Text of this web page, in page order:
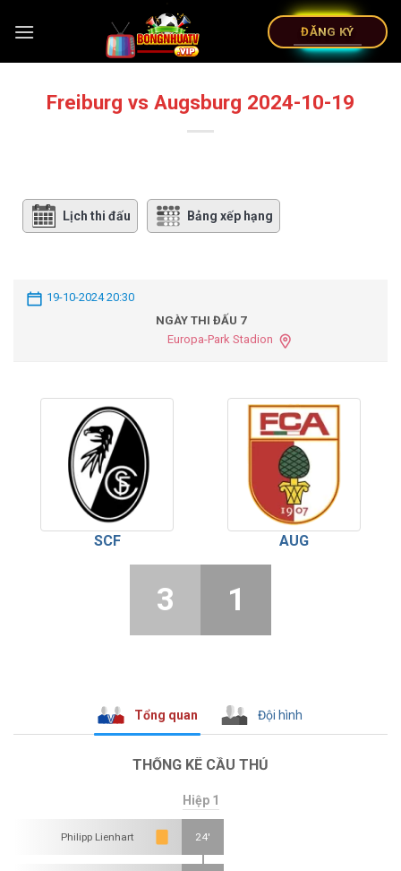
ĐĂNG KÝ
Freiburg vs Augsburg 2024-10-19
Lịch thi đấu Bảng xếp hạng
19-10-2024 20:30
NGÀY THI ĐẤU 7
Europa-Park Stadion
SCF AUG
3 1
Tổng quan Đội hình
THỐNG KÊ CẦU THỦ
Hiệp 1
Philipp Lienhart 24'